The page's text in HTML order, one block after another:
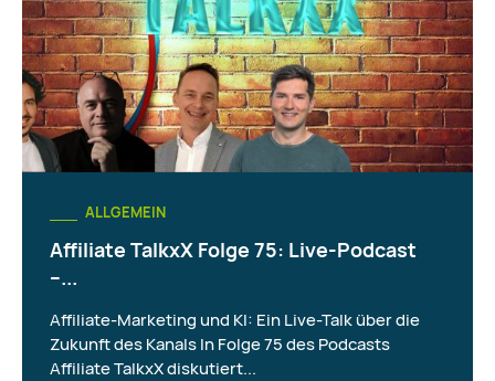
ALLGEMEIN
Affiliate TalkxX Folge 75: Live-Podcast
–...
Affiliate-Marketing und KI: Ein Live-Talk über die
Zukunft des Kanals In Folge 75 des Podcasts
Affiliate TalkxX diskutiert...